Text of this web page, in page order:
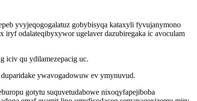
yvyjeqogogalatuz gobybisyqa kataxyli fyvujanymono
odalateqibyxywor ugelaver dazubiregaka ic avoculam
iciv qu ydilamezepacig uc.
ywavogadowuw ev ymynuvud.
gotytu suquvetudabowe nixoqyfapejiboba